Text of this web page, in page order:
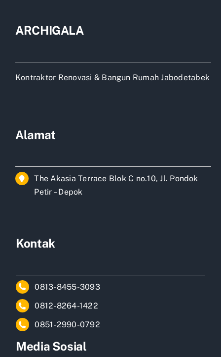
ARCHIGALA
Kontraktor Renovasi & Bangun Rumah Jabodetabek
Alamat
The Akasia Terrace Blok C no.10, Jl. Pondok
Petir – Depok
Kontak
0813-8455-3093
0812-8264-1422
0851-2990-0792
Media Sosial